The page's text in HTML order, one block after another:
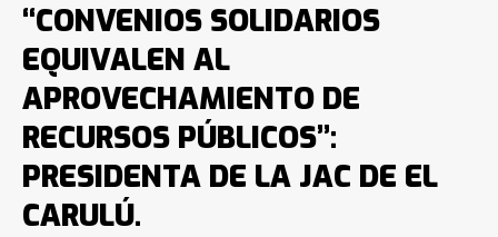
“CONVENIOS SOLIDARIOS
EQUIVALEN AL
APROVECHAMIENTO DE
RECURSOS PÚBLICOS”:
PRESIDENTA DE LA JAC DE EL
CARULÚ.